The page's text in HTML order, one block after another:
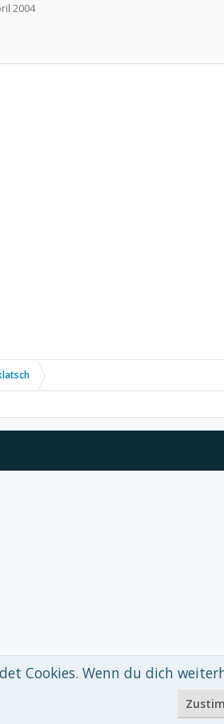
2004
Ltd.-Deutsch von xenDach©2010-2017
Cookies. Wenn du dich